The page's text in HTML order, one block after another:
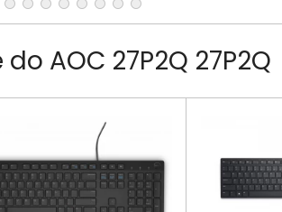
AOC 27P2Q 27P2Q